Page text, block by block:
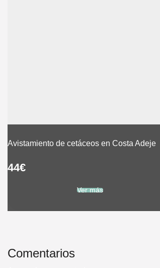
Avistamiento de cetáceos en Costa Adeje
44€
Ver más
Comentarios